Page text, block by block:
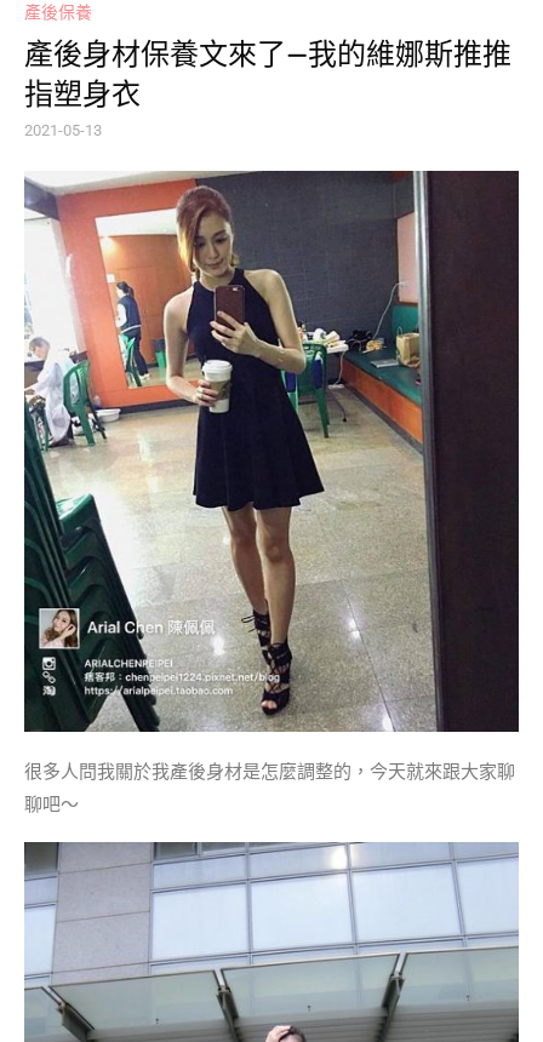
產後保養
產後身材保養文來了—我的維娜斯推推
指塑身衣
2021-05-13
很多人問我關於我產後身材是怎麼調整的，今天就來跟大家聊
聊吧～